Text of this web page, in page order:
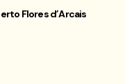
Flores d’Arcais